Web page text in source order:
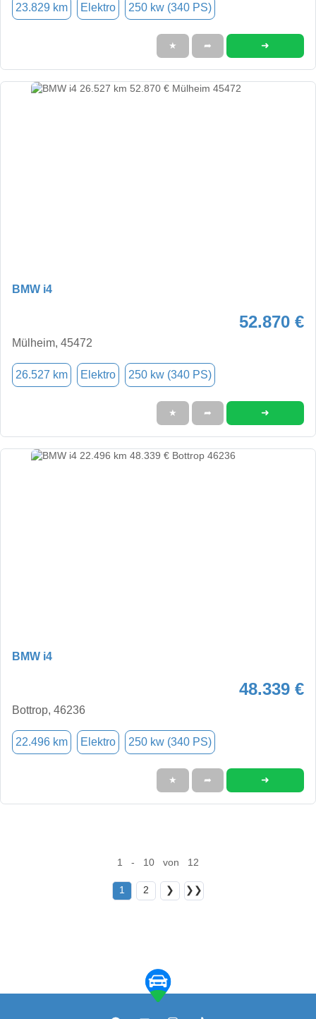
23.829 km Elektro 250 kw (340 PS)
★ ➦ ➜
BMW i4
52.870 €
Mülheim, 45472
26.527 km Elektro 250 kw (340 PS)
★ ➦ ➜
BMW i4
48.339 €
Bottrop, 46236
22.496 km Elektro 250 kw (340 PS)
★ ➦ ➜
1 - 10 von 12
1 2 ❯ ❯❯